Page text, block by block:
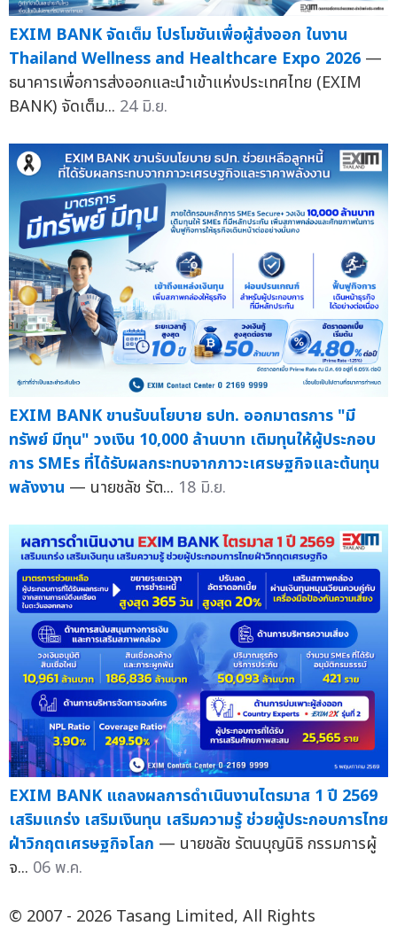
EXIM BANK จัดเต็ม โปรโมชันเพื่อผู้ส่งออก ในงาน
Thailand Wellness and Healthcare Expo 2026 —
ธนาคารเพื่อการส่งออกและนำเข้าแห่งประเทศไทย (EXIM
BANK) จัดเต็ม... 24 มิ.ย.
EXIM BANK ขานรับนโยบาย ธปท. ออกมาตรการ "มี
ทรัพย์ มีทุน" วงเงิน 10,000 ล้านบาท เติมทุนให้ผู้ประกอบ
การ SMEs ที่ได้รับผลกระทบจากภาวะเศรษฐกิจและต้นทุน
พลังงาน — นายชลัช รัต... 18 มิ.ย.
EXIM BANK แถลงผลการดำเนินงานไตรมาส 1 ปี 2569
เสริมแกร่ง เสริมเงินทุน เสริมความรู้ ช่วยผู้ประกอบการไทย
ฝ่าวิกฤตเศรษฐกิจโลก — นายชลัช รัตนบุญนิธิ กรรมการผู้
จ... 06 พ.ค.
© 2007 - 2026 Tasang Limited, All Rights